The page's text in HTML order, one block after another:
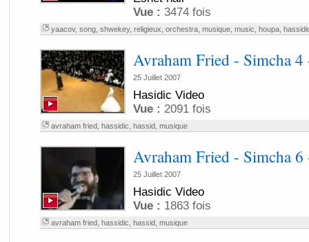
Vue : 3474 fois
yaacov, song, shwekey, religieux orchestra, musique, music houpa,
Avraham Fried - Simcha 4
25 Juillet 2007
Hasidic Video
Vue : 2091 fois
avraham fried, hassidic hassid, musique
Avraham Fried - Simcha 6
25 Juillet 2007
Hasidic Video
Vue : 1863 fois
avraham fried, hassidic hassid, musique